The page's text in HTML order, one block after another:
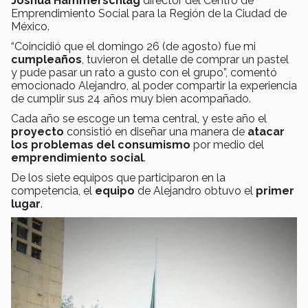
Emprendimiento Social para la Región de la Ciudad de
México.
“Coincidió que el domingo 26 (de agosto) fue mi
cumpleaños , tuvieron el detalle de comprar un pastel
y pude pasar un rato a gusto con el grupo”, comentó
emocionado Alejandro, al poder compartir la experiencia
de cumplir sus 24 años muy bien acompañado.
Cada año se escoge un tema central, y este año el
proyecto consistió en diseñar una manera de atacar
los problemas del consumismo por medio del
emprendimiento social.
De los siete equipos que participaron en la
competencia, el equipo de Alejandro obtuvo el primer
lugar.